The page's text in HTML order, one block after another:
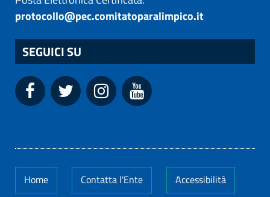
protocollo@pec.comitatoparalimpico.it
SEGUICI SU
Home Contatta l'Ente Accessibilità